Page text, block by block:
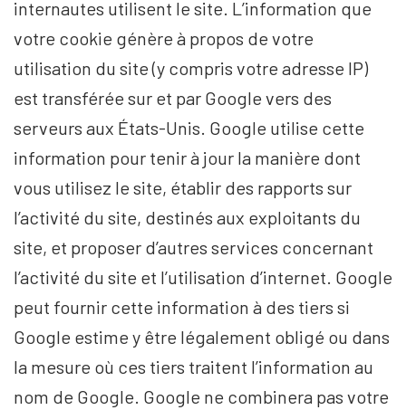
internautes utilisent le site. L’information que
votre cookie génère à propos de votre
utilisation du site (y compris votre adresse IP)
est transférée sur et par Google vers des
serveurs aux États-Unis. Google utilise cette
information pour tenir à jour la manière dont
vous utilisez le site, établir des rapports sur
l’activité du site, destinés aux exploitants du
site, et proposer d’autres services concernant
l’activité du site et l’utilisation d’internet. Google
peut fournir cette information à des tiers si
Google estime y être légalement obligé ou dans
la mesure où ces tiers traitent l’information au
nom de Google. Google ne combinera pas votre